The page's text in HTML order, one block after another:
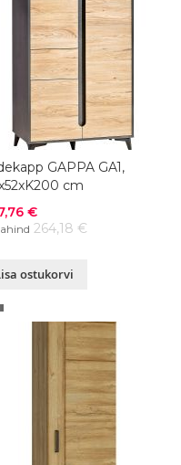
GAPPA GA1,
cm
€
264,18 €
ostukorvi
VÕRDLUSESSE